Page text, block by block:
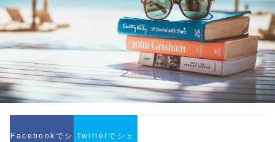
Facebookでシ
Twitterでシェ